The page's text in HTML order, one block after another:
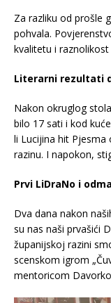
Za razliku od prošle
pohvala.
kvalitetu i
Literarni rezultati
Nakon okruglog
bilo 17 sati i kod
li Lucijina hit Pjesma
razinu. I napokon,
Prvi LiDraNo i
Dva dana nakon
su nas naši prvašići
županijskoj razini
scenskom igrom
mentoricom